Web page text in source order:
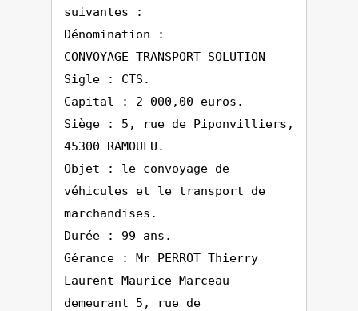
suivantes :
Dénomination :
CONVOYAGE TRANSPORT SOLUTION
Sigle : CTS.
Capital : 2 000,00 euros.
Siège : 5, rue de Piponvilliers,
45300 RAMOULU.
Objet : le convoyage de
véhicules et le transport de
marchandises.
Durée : 99 ans.
Gérance : Mr PERROT Thierry
Laurent Maurice Marceau
demeurant 5, rue de